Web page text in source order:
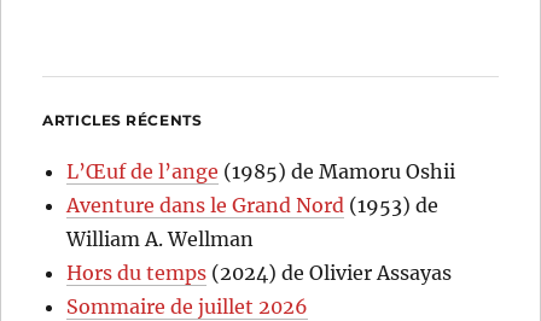
ARTICLES RÉCENTS
L’Œuf de l’ange (1985) de Mamoru Oshii
Aventure dans le Grand Nord (1953) de
William A. Wellman
Hors du temps (2024) de Olivier Assayas
Sommaire de juillet 2026